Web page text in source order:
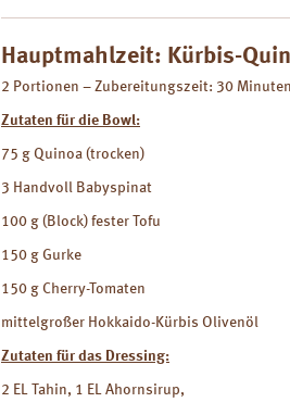
Hauptmahlzeit: Kürbis-
2 Portionen – Zubereitungszeit: 30 Minuten
Zutaten für die Bowl:
75 g Quinoa (trocken)
3 Handvoll Babyspinat
100 g (Block) fester Tofu
150 g Gurke
150 g Cherry-Tomaten
mittelgroßer Hokkaido-Kürbis Olivenöl
Zutaten für das Dressing:
2 EL Tahin, 1 EL Ahornsirup,